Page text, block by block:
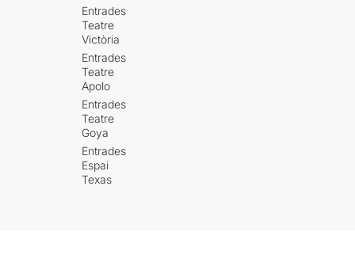
Entrades
Teatre
Victòria
Entrades
Teatre
Apolo
Entrades
Teatre
Goya
Entrades
Espai
Texas